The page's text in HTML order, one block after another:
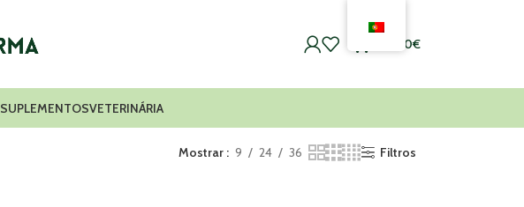
0,00€
SUPLEMENTOSVETERINÁRIA
Mostrar 9 24 36 Filtros